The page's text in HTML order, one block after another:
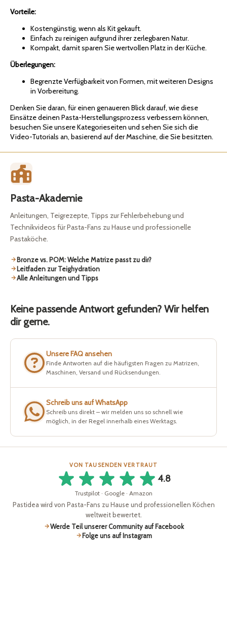
Vorteile:
Kostengünstig, wenn als Kit gekauft.
Einfach zu reinigen aufgrund ihrer zerlegbaren Natur.
Kompakt, damit sparen Sie wertvollen Platz in der Küche.
Überlegungen:
Begrenzte Verfügbarkeit von Formen, mit weiteren Designs
in Vorbereitung.
Denken Sie daran, für einen genaueren Blick darauf, wie diese
Einsätze deinen Pasta-Herstellungsprozess verbessern können,
besuchen Sie unsere Kategorieseiten und sehen Sie sich die
Video-Tutorials an, basierend auf der Maschine, die Sie besitzten.
Pasta-Akademie
Anleitungen, Teigrezepte, Tipps zur Fehlerbehebung und
Technikvideos für Pasta-Fans zu Hause und professionelle
Pastaköche.
Bronze vs. POM: Welche Matrize passt zu dir?
Leitfaden zur Teighydration
Alle Anleitungen und Tipps
Keine passende Antwort gefunden? Wir helfen
dir gerne.
Unsere FAQ ansehen
Finde Antworten auf die häufigsten Fragen zu Matrizen,
Maschinen, Versand und Rücksendungen.
Schreib uns auf WhatsApp
Schreib uns direkt – wir melden uns so schnell wie
möglich, in der Regel innerhalb eines Werktags.
VON TAUSENDEN VERTRAUT
4.8
Trustpilot · Google · Amazon
Pastidea wird von Pasta-Fans zu Hause und professionellen Köchen
weltweit bewertet.
Werde Teil unserer Community auf Facebook
Folge uns auf Instagram